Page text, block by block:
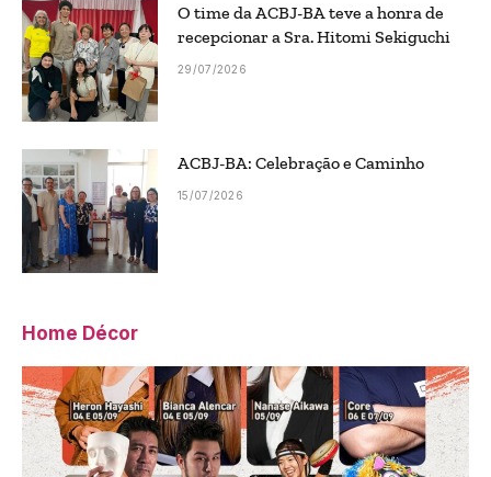
O time da ACBJ-BA teve a honra de
recepcionar a Sra. Hitomi Sekiguchi
29/07/2026
ACBJ-BA: Celebração e Caminho
15/07/2026
Home Décor